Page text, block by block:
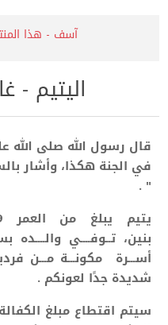
آسف - هذا
اليتيم -
قال رسول الله صلى الله
في الجنة هكذا، وأشار
" .
بنين، تــوفــــي والــــده
أســـرة مكونـــة مـــن
شديدة جدًا لعونكم .
سيتم اقتطاع مبلغ